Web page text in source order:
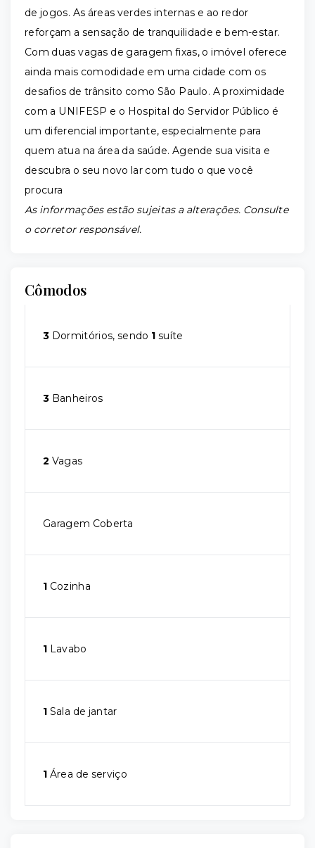
de jogos. As áreas verdes internas e ao redor
reforçam a sensação de tranquilidade e bem-estar.
Com duas vagas de garagem fixas, o imóvel oferece
ainda mais comodidade em uma cidade com os
desafios de trânsito como São Paulo. A proximidade
com a UNIFESP e o Hospital do Servidor Público é
um diferencial importante, especialmente para
quem atua na área da saúde. Agende sua visita e
descubra o seu novo lar com tudo o que você
procura
As informações estão sujeitas a alterações. Consulte
o corretor responsável.
Cômodos
3 Dormitórios, sendo 1 suíte
3 Banheiros
2 Vagas
Garagem Coberta
1 Cozinha
1 Lavabo
1 Sala de jantar
1 Área de serviço